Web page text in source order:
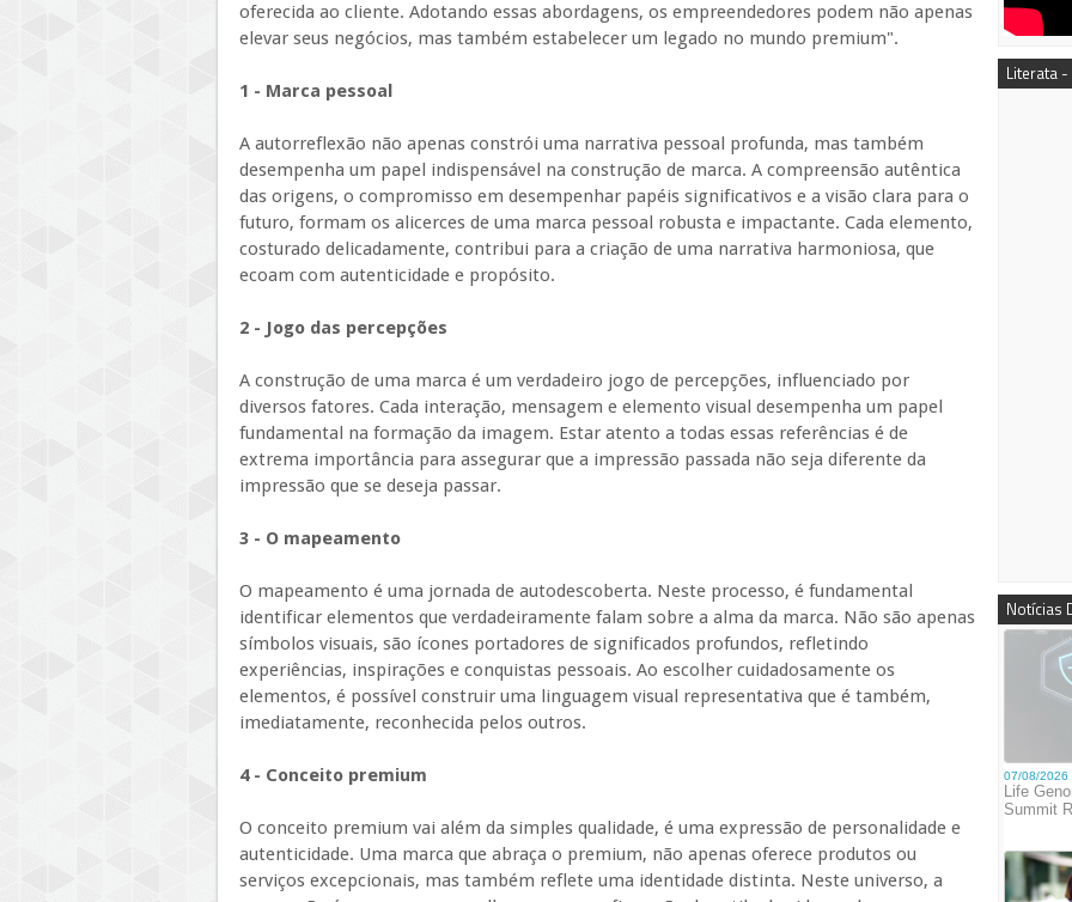
oferecida ao cliente. Adotando essas abordagens, os empreendedores podem não apenas
elevar seus negócios, mas também estabelecer um legado no mundo premium".
1 - Marca pessoal
A autorreflexão não apenas constrói uma narrativa pessoal profunda, mas também
desempenha um papel indispensável na construção de marca. A compreensão autêntica
das origens, o compromisso em desempenhar papéis significativos e a visão clara para o
futuro, formam os alicerces de uma marca pessoal robusta e impactante. Cada elemento,
costurado delicadamente, contribui para a criação de uma narrativa harmoniosa, que
ecoam com autenticidade e propósito.
2 - Jogo das percepções
A construção de uma marca é um verdadeiro jogo de percepções, influenciado por
diversos fatores. Cada interação, mensagem e elemento visual desempenha um papel
fundamental na formação da imagem. Estar atento a todas essas referências é de
extrema importância para assegurar que a impressão passada não seja diferente da
impressão que se deseja passar.
3 - O mapeamento
O mapeamento é uma jornada de autodescoberta. Neste processo, é fundamental
identificar elementos que verdadeiramente falam sobre a alma da marca. Não são apenas
símbolos visuais, são ícones portadores de significados profundos, refletindo
experiências, inspirações e conquistas pessoais. Ao escolher cuidadosamente os
elementos, é possível construir uma linguagem visual representativa que é também,
imediatamente, reconhecida pelos outros.
4 - Conceito premium
O conceito premium vai além da simples qualidade, é uma expressão de personalidade e
autenticidade. Uma marca que abraça o premium, não apenas oferece produtos ou
serviços excepcionais, mas também reflete uma identidade distinta. Neste universo, a
Literata
Notícias